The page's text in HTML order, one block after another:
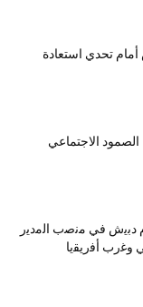
تحدي استعادة
التونسي 2025: بين الصمود الاجتماعي
دﺑﯾش ﻓﻲ ﻣﻧﺻب اﻟﻣدﯾر
وﻏرب أﻓرﯾﻘﯾﺎ